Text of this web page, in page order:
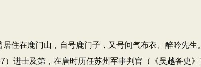
住在鹿门山，自号鹿门子，又号间气布衣、醉吟先
进士及第，在唐时历任苏州军事判官（《吴越备史